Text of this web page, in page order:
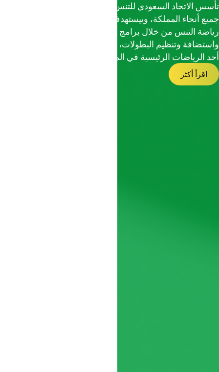
تأسس الاتحاد السعودي للتنس لتعزيز وتطوير رياضة التنس في
جميع أنحاء المملكة، وييستهدف تمكيّن شباب وبنات الوطن في
رياضة التنس من خلال برامج اكتشاف المواهب وتنميتها،
واستضافة وتنظيم البطولات، وتطوير البنية التحتية لتكون التنس
أحد الرياضات الرئيسية في المملكة
اقرأ أكثر